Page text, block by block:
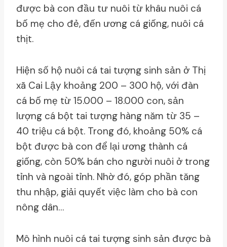
được bà con đầu tư nuôi từ khâu nuôi cá
bố mẹ cho đẻ, đến ương cá giống, nuôi cá
thịt.
Hiện số hộ nuôi cá tai tượng sinh sản ở Thị
xã Cai Lậy khoảng 200 – 300 hộ, với đàn
cá bố mẹ từ 15.000 – 18.000 con, sản
lượng cá bột tai tượng hàng năm từ 35 –
40 triệu cá bột. Trong đó, khoảng 50% cá
bột được bà con để lại ương thành cá
giống, còn 50% bán cho người nuôi ở trong
tỉnh và ngoài tỉnh. Nhờ đó, góp phần tăng
thu nhập, giải quyết việc làm cho bà con
nông dân…
Mô hình nuôi cá tai tượng sinh sản được bà